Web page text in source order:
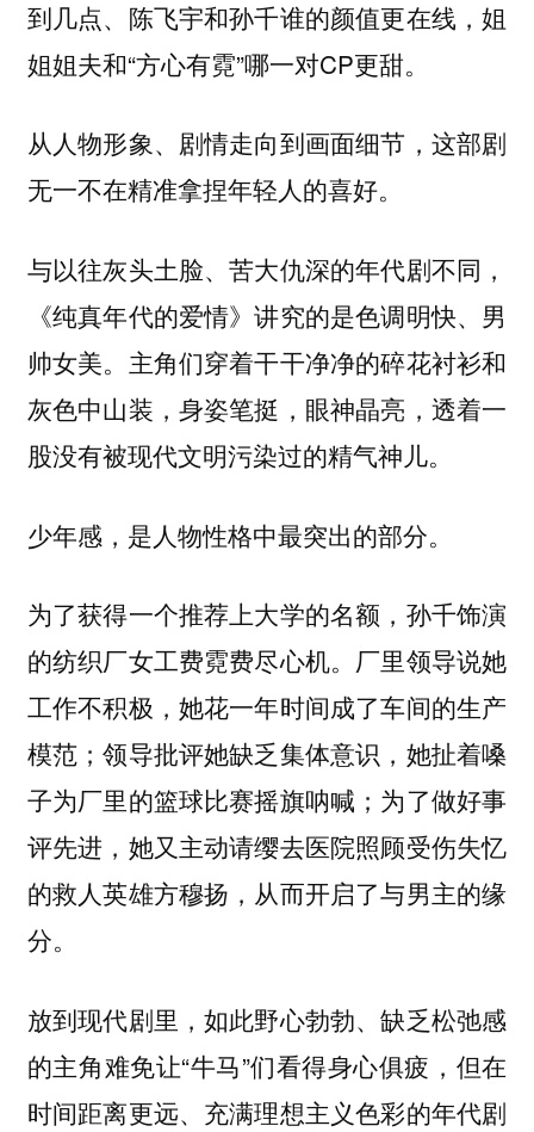
到几点、陈飞宇和孙千谁的颜值更在线，姐
姐姐夫和“方心有霓”哪一对CP更甜。
从人物形象、剧情走向到画面细节，这部剧
无一不在精准拿捏年轻人的喜好。
与以往灰头土脸、苦大仇深的年代剧不同，
《纯真年代的爱情》讲究的是色调明快、男
帅女美。主角们穿着干干净净的碎花衬衫和
灰色中山装，身姿笔挺，眼神晶亮，透着一
股没有被现代文明污染过的精气神儿。
少年感，是人物性格中最突出的部分。
为了获得一个推荐上大学的名额，孙千饰演
的纺织厂女工费霓费尽心机。厂里领导说她
工作不积极，她花一年时间成了车间的生产
模范；领导批评她缺乏集体意识，她扯着嗓
子为厂里的篮球比赛摇旗呐喊；为了做好事
评先进，她又主动请缨去医院照顾受伤失忆
的救人英雄方穆扬，从而开启了与男主的缘
分。
放到现代剧里，如此野心勃勃、缺乏松弛感
的主角难免让“牛马”们看得身心俱疲，但在
时间距离更远、充满理想主义色彩的年代剧